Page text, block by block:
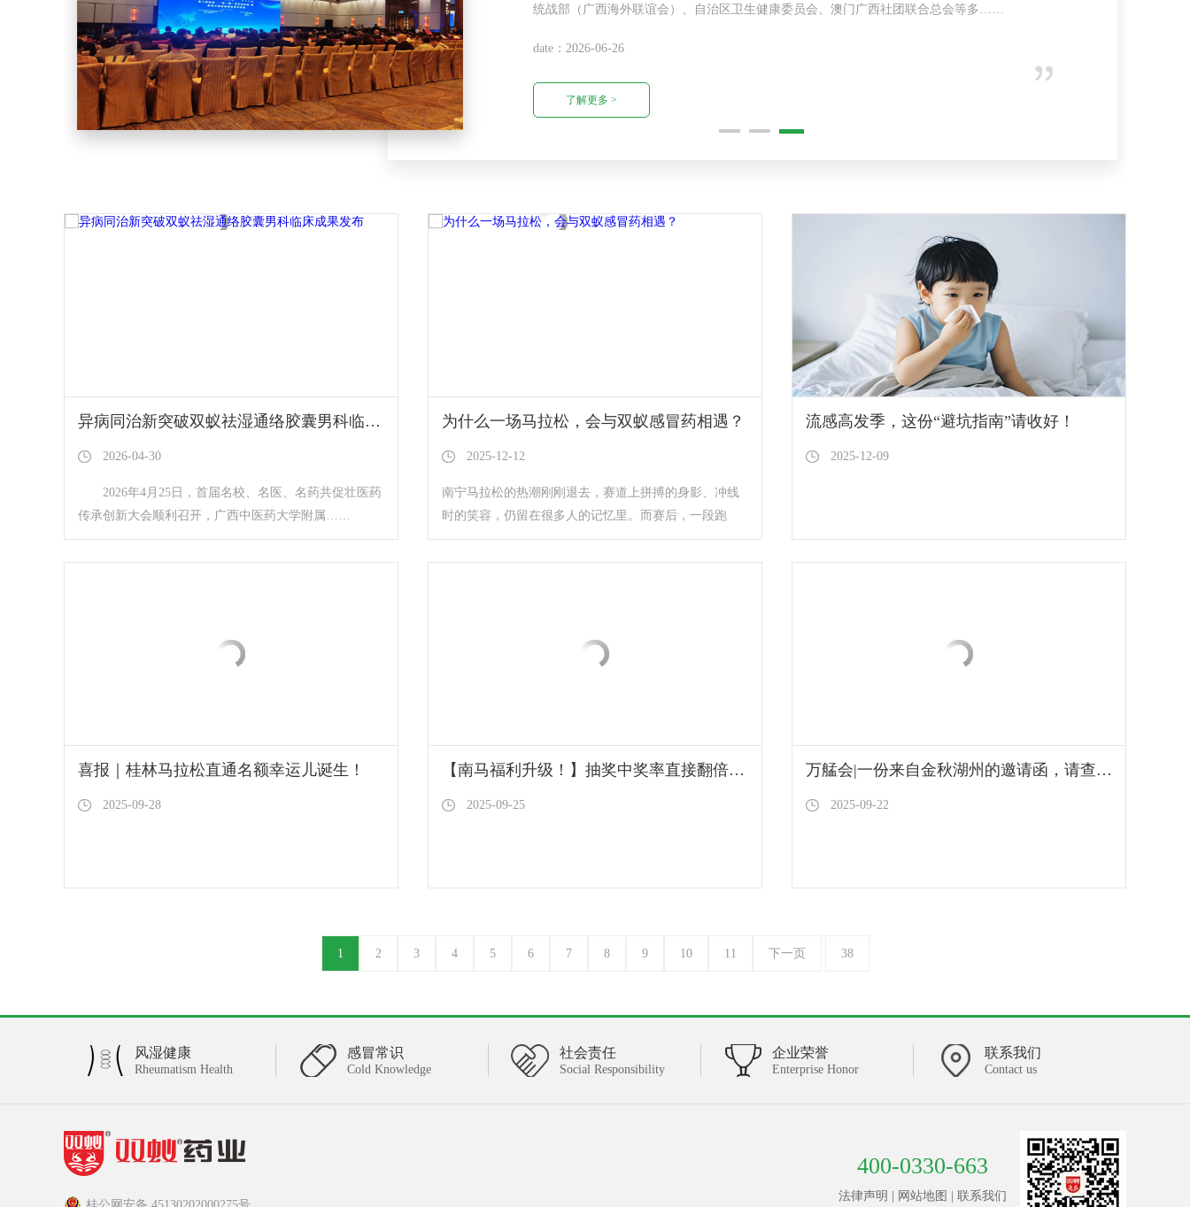
中心全体骨干及一线营销将士全员参会。
date：2026-07-10
了解更多 >
异病同治新突破双蚁祛湿通络胶囊男科临床成果发布
2026-04-30
2026年4月25日，首届名校、名医、名药共促壮医药
传承创新大会顺利召开，广西中医药大学附属……
为什么一场马拉松，会与双蚁感冒药相遇？
2025-12-12
南宁马拉松的热潮刚刚退去，赛道上拼搏的身影、冲线
时的笑容，仍留在很多人的记忆里。而赛后，一段跑
友……
流感高发季，这份“避坑指南”请收好！
2025-12-09
喜报｜桂林马拉松直通名额幸运儿诞生！
2025-09-28
【南马福利升级！】抽奖中奖率直接翻倍，好礼等你来拿
2025-09-25
万艋会|一份来自金秋湖州的邀请函，请查收！
2025-09-22
1 2 3 4 5 6 7 8 9 10 11 下一页 38
风湿健康
Rheumatism Health
感冒常识
Cold Knowledge
社会责任
Social Responsibility
企业荣誉
Enterprise Honor
联系我们
Contact us
400-0330-663
法律声明 网站地图 联系我们